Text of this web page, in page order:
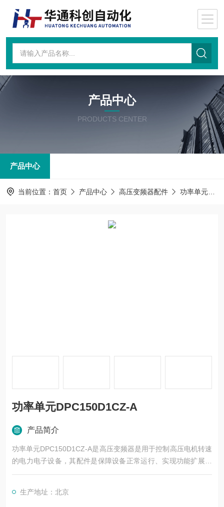
产品中心
PRODUCTS CENTER
产品中心
当前位置： 首页 产品中心 高压变频器配件 功率单元
功率单元DPC150D1CZ-A
产品简介
功率单元DPC150D1CZ-A是高压变频器是用于控制高压电机转速
的电力电子设备，其配件是保障设备正常运行、实现功能扩展及
维护维修的重要组成部分。这些配件种类繁多，涵盖了功率变
生产地址：北京